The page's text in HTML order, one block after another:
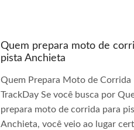
Quem prepara moto de
pista Anchieta
Quem Prepara Moto de Corrida
TrackDay Se você busca por
prepara moto de corrida para
Anchieta, você veio ao lugar